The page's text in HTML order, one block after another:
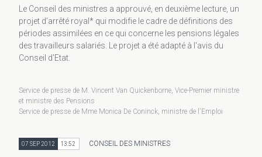
Le Conseil des ministres a approuvé, en deuxième lecture, un
projet d’arrêté royal* qui modifie le cadre de définitions des
périodes assimilées en ce qui concerne les pensions légales
des travailleurs salariés. Le projet a été adapté à l'avis du
Conseil d'Etat.
Service de presse de M. Vincent Van Quickenborne, Vice-Premier ministre
et ministre des Pensions
Service de presse de Mme Monica De Coninck, ministre de l'Emploi
07 SEP 2012 13:52 CONSEIL DES MINISTRES